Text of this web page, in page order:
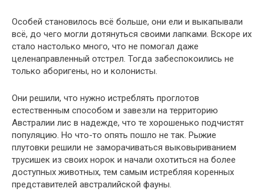
Особей становилось всё больше, они ели и выкапывали
всё, до чего могли дотянуться своими лапками. Вскоре их
стало настолько много, что не помогал даже
целенаправленный отстрел. Тогда забеспокоились не
только аборигены, но и колонисты.
Они решили, что нужно истреблять проглотов
естественным способом и завезли на территорию
Австралии лис в надежде, что те хорошенько подчистят
популяцию. Но что-то опять пошло не так. Рыжие
плутовки решили не заморачиваться выковыриванием
трусишек из своих норок и начали охотиться на более
доступных животных, тем самым истребляя коренных
представителей австралийской фауны.